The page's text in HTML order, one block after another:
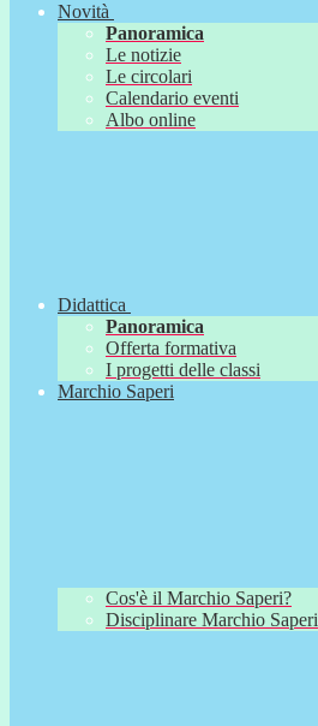
Novità
Panoramica
Le notizie
Le circolari
Calendario eventi
Albo online
Didattica
Panoramica
Offerta formativa
I progetti delle classi
Marchio Saperi
Cos'è il Marchio Saperi?
Disciplinare Marchio Saperi